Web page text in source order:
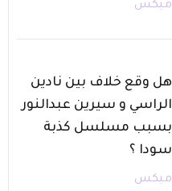
ميكس
هل وقع خلاف بين نادين
الراسي و سيرين عبدالنور
بسبب مسلسل كذبة
سودا ؟
ميكس